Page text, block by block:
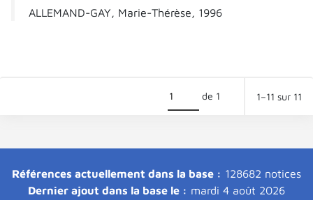
ALLEMAND-GAY, Marie-Thérèse, 1996
de 1 1–11 sur 11
Références actuellement dans la base : 128682 notices
Dernier ajout dans la base le : mardi 4 août 2026